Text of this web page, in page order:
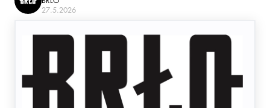
27.5.2026